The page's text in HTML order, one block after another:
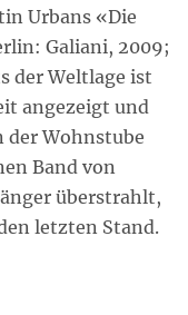
Urbans «Die
Galiani, 2009;
der Weltlage ist
angezeigt und
der Wohnstube
Band von
überstrahlt,
letzten Stand.